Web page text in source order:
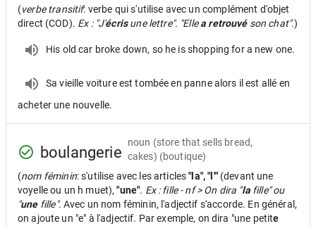
(verbe transitif: verbe qui s'utilise avec un complément d'objet
direct (COD). Ex : "J'écrisune lettre". "Ellea retrouvéson chat".)
His old car broke down, so he is shopping for a new one.
Sa vieille voiture est tombée en panne alors il est allé en
acheter une nouvelle.
boulangerie
noun (store that sells bread,
cakes) (boutique)
(nom féminin: s'utilise avec les articles"la", "l'" (devant une
voyelle ou un h muet),"une". Ex : fille - nf > On dira "lafille" ou
"unefille". Avec un nom féminin, l'adjectif s'accorde. En général,
on ajoute un "e" à l'adjectif. Par exemple, on dira "une petite